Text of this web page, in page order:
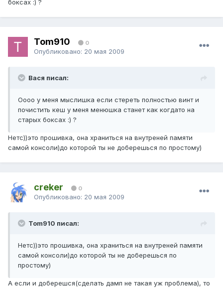
боксах :) ?
Tom910 0
Опубликовано: 20 мая 2009
Вася писал:
Оооо у меня мыслишка если стереть полностью винт и
почистить кеш у меня менюшка станет как когдато на
старых боксах :) ?
Нетс))это прошивка, она храниться на внутреней памяти
самой консоли)до которой ты не доберешься по простому)
creker 0
Опубликовано: 20 мая 2009
Tom910 писал:
Нетс))это прошивка, она храниться на внутреней памяти
самой консоли)до которой ты не доберешься по
простому)
А если и доберешся(сделать дамп не такая уж проблема), то